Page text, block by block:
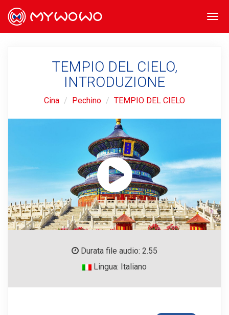
TEMPIO DEL CIELO,
INTRODUZIONE
Cina Pechino TEMPIO DEL CIELO
Durata file audio: 2.55
Lingua: Italiano